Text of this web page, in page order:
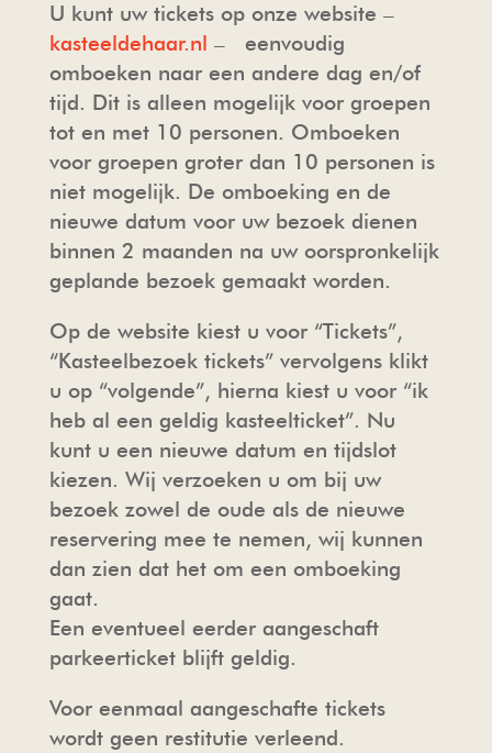
U kunt uw tickets op onze website –
kasteeldehaar.nl – eenvoudig
omboeken naar een andere dag en/of
tijd. Dit is alleen mogelijk voor groepen
tot en met 10 personen. Omboeken
voor groepen groter dan 10 personen is
niet mogelijk. De omboeking en de
nieuwe datum voor uw bezoek dienen
binnen 2 maanden na uw oorspronkelijk
geplande bezoek gemaakt worden.
Op de website kiest u voor “Tickets”,
“Kasteelbezoek tickets” vervolgens klikt
u op “volgende”, hierna kiest u voor “ik
heb al een geldig kasteelticket”. Nu
kunt u een nieuwe datum en tijdslot
kiezen. Wij verzoeken u om bij uw
bezoek zowel de oude als de nieuwe
reservering mee te nemen, wij kunnen
dan zien dat het om een omboeking
gaat.
Een eventueel eerder aangeschaft
parkeerticket blijft geldig.
Voor eenmaal aangeschafte tickets
wordt geen restitutie verleend.